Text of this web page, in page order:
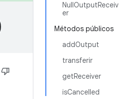
NullOutputReceiv
er
Métodos públicos
addOutput
transferir
getReceiver
isCancelled